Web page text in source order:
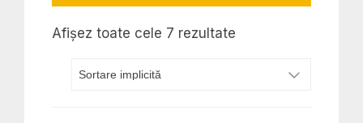
Afișez toate cele 7 rezultate